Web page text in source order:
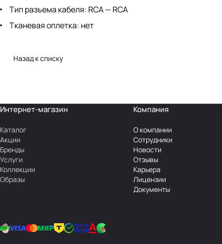
Тип разъема кабеля: RCA — RCA
Тканевая оплетка: нет
Назад к списку
Интернет-магазин
Каталог
Акции
Бренды
Услуги
Коллекции
Образы
Компания
О компании
Сотрудники
Новости
Отзывы
Карьера
Лицензии
Документы